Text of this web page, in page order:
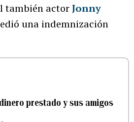
también actorJonny
una indemnización
prestado y sus amigos